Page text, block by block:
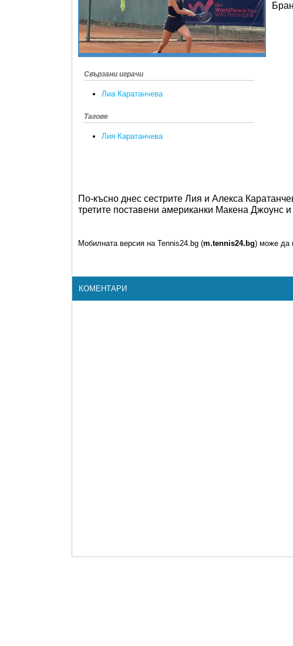
Свързани играчи
Лиа Каратанчева
Тагове
Лия Каратанчева
По-късно днес сестрите Лия и Алекса
третите поставени американки Макена Джоунс
Мобилната версия на Tennis24.bg (m.tennis24.bg) може да
КОМЕНТАРИ